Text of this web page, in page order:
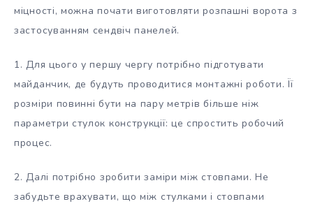
міцності, можна почати виготовляти розпашні ворота з
застосуванням сендвіч панелей.
1. Для цього у першу чергу потрібно підготувати
майданчик, де будуть проводитися монтажні роботи. Її
розміри повинні бути на пару метрів більше ніж
параметри стулок конструкції: це спростить робочий
процес.
2. Далі потрібно зробити заміри між стовпами. Не
забудьте врахувати, що між стулками і стовпами